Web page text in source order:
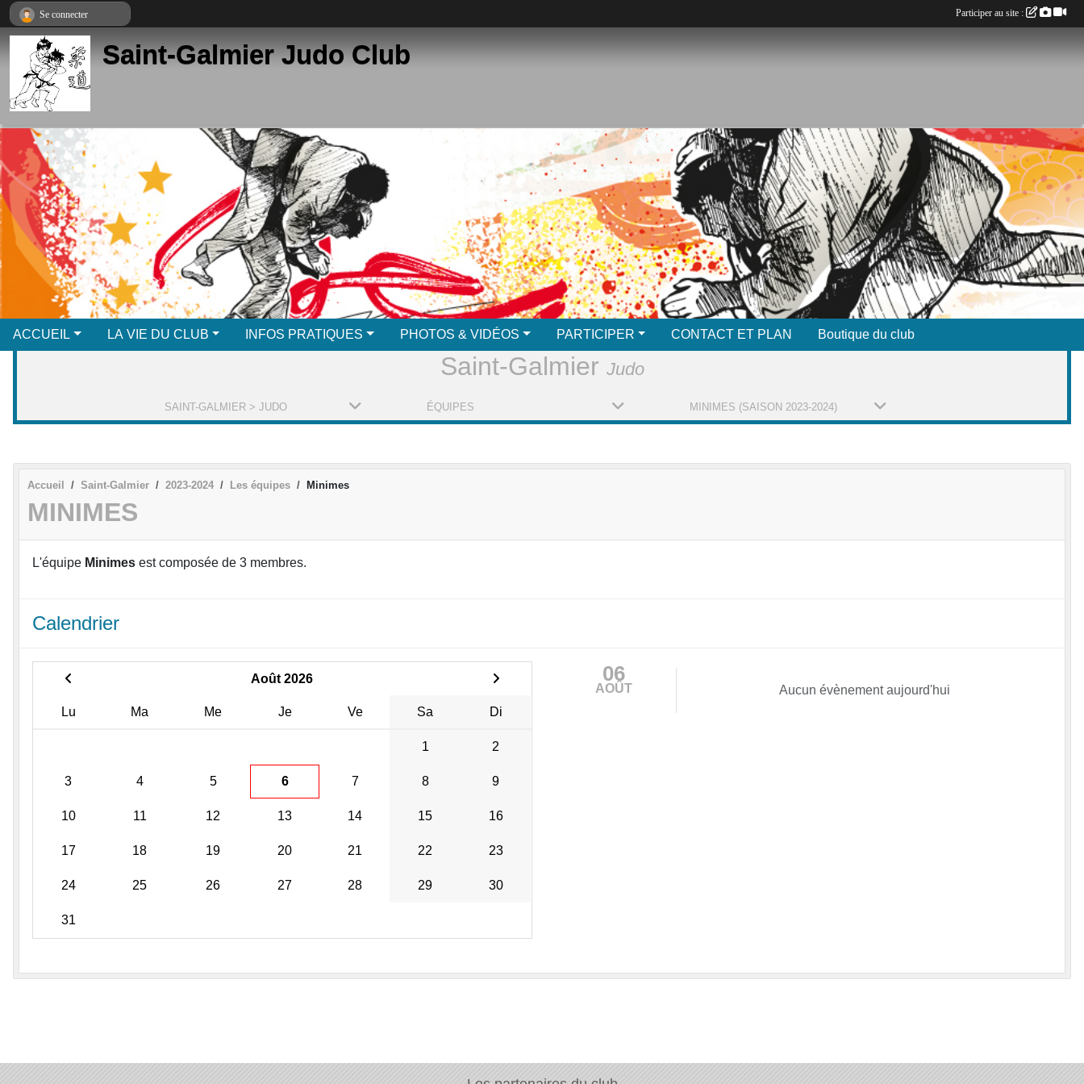
Saint-Galmier Judo Club
ACCUEIL LA VIE DU CLUB INFOS PRATIQUES PHOTOS & VIDÉOS PARTICIPER CONTACT ET PLAN Boutique du club
Saint-Galmier Judo
SAINT-GALMIER > JUDO ÉQUIPES MINIMES (SAISON 2023-2024)
Accueil Saint-Galmier 2023-2024 Les équipes Minimes
MINIMES
L'équipe Minimes est composée de 3 membres.
Calendrier
Août 2026
Lu Ma Me Je Ve Sa Di
1 2
3 4 5 6 7 8 9
10 11 12 13 14 15 16
17 18 19 20 21 22 23
24 25 26 27 28 29 30
31
06
AOÛT Aucun évènement aujourd'hui
Se connecter Participer au site :
Panneau de gestion des cookies